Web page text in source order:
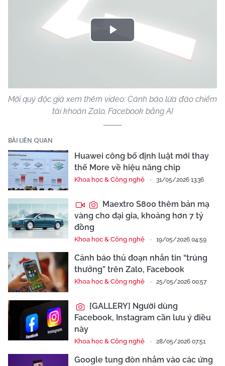
Play
Mời quý độc giả xem thêm video: Cảnh báo lừa đảo chiếm
tài khoản Zalo, Facebook bằng AI
BÀI LIÊN QUAN
Huawei công bố định luật mới thay
thế More về hiệu năng chip
Khoa học & Công nghệ 31/05/2026 13:36
Maextro S800 thêm bản mạ
vàng cho đại gia, khoảng hơn 7 tỷ
đồng
Khoa học & Công nghệ 19/05/2026 04:59
Cảnh báo thủ đoạn nhắn tin “trúng
thưởng” trên Zalo, Facebook
Khoa học & Công nghệ 25/05/2026 00:57
[GALLERY] Người dùng
Facebook, Instagram cần lưu ý điều
này
Khoa học & Công nghệ 28/05/2026 07:51
Google tung đòn nhắm vào các ứng